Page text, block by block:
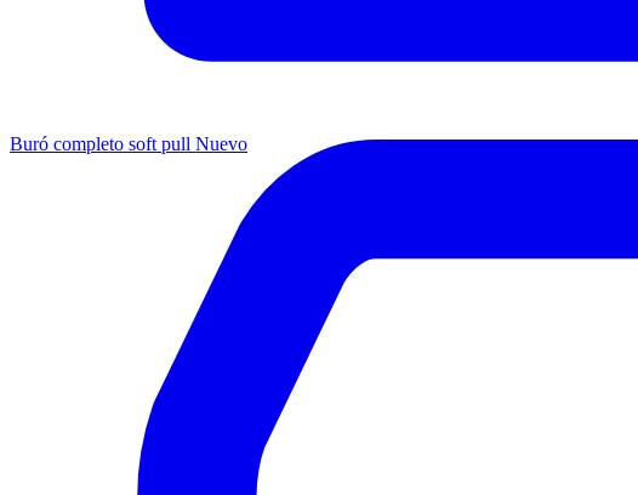
Buró completo soft pull Nuevo